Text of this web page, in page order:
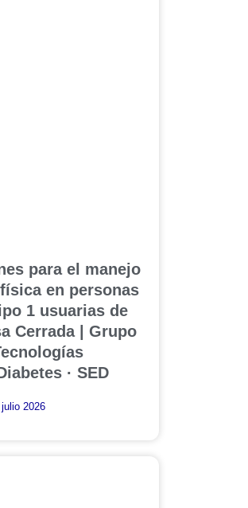
para el manejo
en personas
1 usuarias de
Cerrada | Grupo
· SED
2026